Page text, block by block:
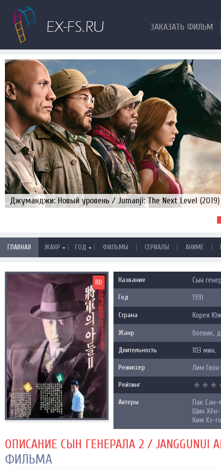
ЗАКАЗАТЬ ФИЛЬМ
Джуманджи: Новый уровень / Jumanji: The Next Level (2019)
ГЛАВНАЯ ЖАНР | ГОД | ФИЛЬМЫ | СЕРИАЛЫ | АНИМЕ |
BD Название Сын
Год 1991
Страна Корея
Жанр боевик,
Длительность 103 мин.
Режиссер Лим
Рейтинг
Актеры
Пак Сан-
Щин Хён-
Ким Хэ-
ОПИСАНИЕ СЫН ГЕНЕРАЛА 2 / JANGGUNUI
ФИЛЬМА